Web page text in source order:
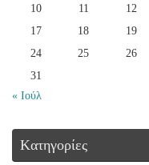
« Ιούλ
10
11 12
17
18 19
24
25 26
31
Kατηγορίες